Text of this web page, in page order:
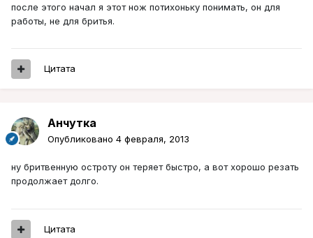
после этого начал я этот нож потихоньку понимать, он для
работы, не для бритья.
Цитата
Aнчутка
Опубликовано 4 февраля, 2013
ну бритвенную остроту он теряет быстро, а вот хорошо резать
продолжает долго.
Цитата